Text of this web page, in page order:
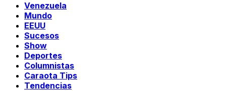
Venezuela
Mundo
EEUU
Sucesos
Show
Deportes
Columnistas
Caraota Tips
Tendencias